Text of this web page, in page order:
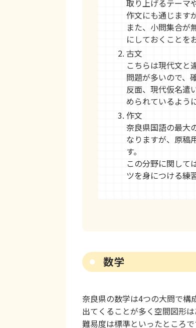
取り上げるテーマ
作文にも通じます
また、小問集合が
にしておくことを
古文
こちらは現代文と
問題が多いので、
反面、現代仮名遣
められているよう
作文
奈良県国語の最大
なりますが、原稿
す。
この分野に関して
ツを身につける練
数学
奈良県の数学は4つの大問で構
出てくることが多く空間図形
難易度は標準といったところ